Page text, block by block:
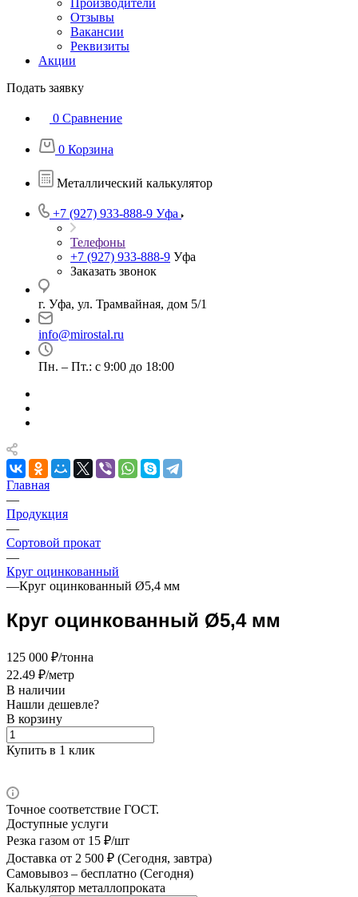
Производители
Отзывы
Вакансии
Реквизиты
Акции
Подать заявку
0 Сравнение
0 Корзина
Металлический калькулятор
+7 (927) 933-888-9 Уфа
Телефоны
+7 (927) 933-888-9 Уфа
Заказать звонок
г. Уфа, ул. Трамвайная, дом 5/1
info@mirostal.ru
Пн. – Пт.: с 9:00 до 18:00
Главная
—
Продукция
—
Сортовой прокат
—
Круг оцинкованный
—Круг оцинкованный Ø5,4 мм
Круг оцинкованный Ø5,4 мм
125 000 ₽/тонна
22.49 ₽/метр
В наличии
Нашли дешевле?
В корзину
Купить в 1 клик
Точное соответствие ГОСТ.
Доступные услуги
Резка газом от 15 ₽/шт
Доставка от 2 500 ₽ (Сегодня, завтра)
Самовывоз – бесплатно (Сегодня)
Калькулятор металлопроката